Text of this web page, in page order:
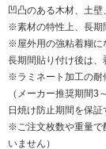
凹凸のある木材、土壁
※素材の特性上、長期
※屋外用の強粘着糊に
長期間貼り付け後は、
※ラミネート加工の耐
（メーカー推奨期間3
日焼け防止期間を保証
※ご注文枚数や重量で
いません）